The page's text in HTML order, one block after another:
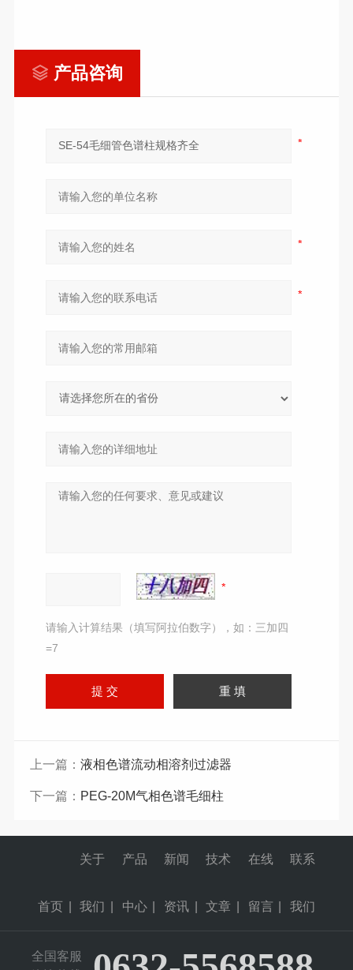
产品咨询
请输入计算结果（填写阿拉伯数字），如：三加四
=7
上一篇： 液相色谱流动相溶剂过滤器
下一篇： PEG-20M气相色谱毛细柱
首页
关于
我们
产品
中心
新闻
资讯
技术
文章
在线
留言
联系
我们
全国客服